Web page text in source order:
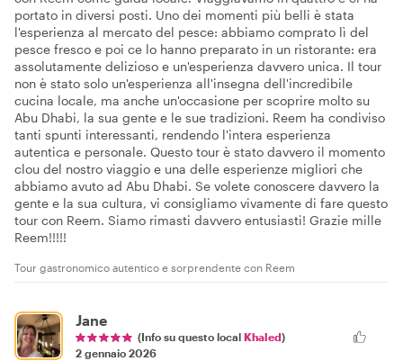
portato in diversi posti. Uno dei momenti più belli è stata
l'esperienza al mercato del pesce: abbiamo comprato lì del
pesce fresco e poi ce lo hanno preparato in un ristorante: era
assolutamente delizioso e un'esperienza davvero unica. Il tour
non è stato solo un'esperienza all'insegna dell'incredibile
cucina locale, ma anche un'occasione per scoprire molto su
Abu Dhabi, la sua gente e le sue tradizioni. Reem ha condiviso
tanti spunti interessanti, rendendo l'intera esperienza
autentica e personale. Questo tour è stato davvero il momento
clou del nostro viaggio e una delle esperienze migliori che
abbiamo avuto ad Abu Dhabi. Se volete conoscere davvero la
gente e la sua cultura, vi consigliamo vivamente di fare questo
tour con Reem. Siamo rimasti davvero entusiasti! Grazie mille
Reem!!!!!
Tour gastronomico autentico e sorprendente con Reem
Jane
(Info su questo local Khaled)
2 gennaio 2026